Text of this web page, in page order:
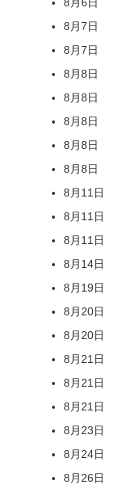
8月7日
8月7日
8月8日
8月8日
8月8日
8月8日
8月8日
8月11日
8月11日
8月11日
8月14日
8月19日
8月20日
8月20日
8月21日
8月21日
8月21日
8月23日
8月24日
8月26日